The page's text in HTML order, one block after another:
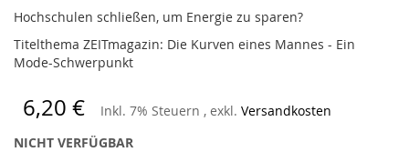
Hochschulen schließen, um Energie zu sparen?
Titelthema ZEITmagazin: Die Kurven eines Mannes - Ein
Mode-Schwerpunkt
6,20 € Inkl. 7% Steuern , exkl. Versandkosten
NICHT VERFÜGBAR